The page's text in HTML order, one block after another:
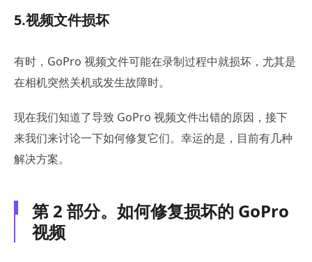
5.视频文件损坏
有时，GoPro 视频文件可能在录制过程中就损坏，尤其是
在相机突然关机或发生故障时。
现在我们知道了导致 GoPro 视频文件出错的原因，接下
来我们来讨论一下如何修复它们。幸运的是，目前有几种
解决方案。
第 2 部分。如何修复损坏的 GoPro
视频